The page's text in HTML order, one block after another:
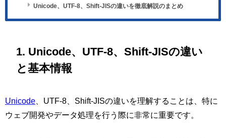
Unicode、UTF-8、Shift-JISの違いを徹底解説のまとめ
1. Unicode、UTF-8、Shift-JISの違い
と基本情報
Unicode 、UTF-8、Shift-JISの違いを理解することは、特に
ウェブ開発やデータ処理を行う際に非常に重要です。